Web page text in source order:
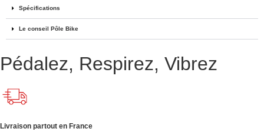
Spécifications
Le conseil Pôle Bike
Pédalez, Respirez, Vibrez
Livraison partout en France